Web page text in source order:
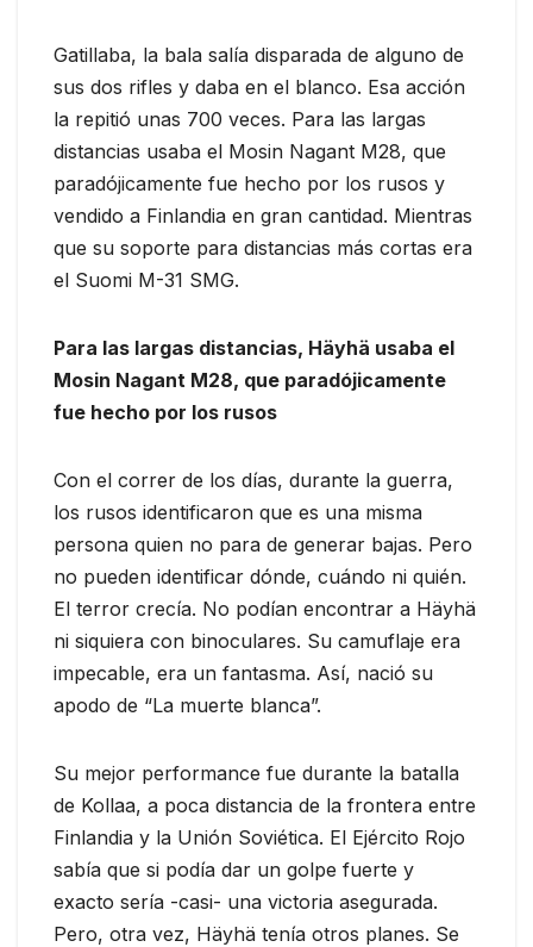
Gatillaba, la bala salía disparada de alguno de
sus dos rifles y daba en el blanco. Esa acción
la repitió unas 700 veces. Para las largas
distancias usaba el Mosin Nagant M28, que
paradójicamente fue hecho por los rusos y
vendido a Finlandia en gran cantidad. Mientras
que su soporte para distancias más cortas era
el Suomi M-31 SMG.
Para las largas distancias, Häyhä usaba el
Mosin Nagant M28, que paradójicamente
fue hecho por los rusos
Con el correr de los días, durante la guerra,
los rusos identificaron que es una misma
persona quien no para de generar bajas. Pero
no pueden identificar dónde, cuándo ni quién.
El terror crecía. No podían encontrar a Häyhä
ni siquiera con binoculares. Su camuflaje era
impecable, era un fantasma. Así, nació su
apodo de “La muerte blanca”.
Su mejor performance fue durante la batalla
de Kollaa, a poca distancia de la frontera entre
Finlandia y la Unión Soviética. El Ejército Rojo
sabía que si podía dar un golpe fuerte y
exacto sería -casi- una victoria asegurada.
Pero, otra vez, Häyhä tenía otros planes. Se